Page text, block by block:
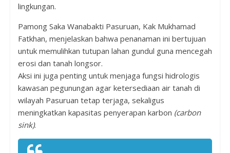
lingkungan.
Pamong Saka Wanabakti Pasuruan, Kak Mukhamad
Fatkhan, menjelaskan bahwa penanaman ini bertujuan
untuk memulihkan tutupan lahan gundul guna mencegah
erosi dan tanah longsor.
Aksi ini juga penting untuk menjaga fungsi hidrologis
kawasan pegunungan agar ketersediaan air tanah di
wilayah Pasuruan tetap terjaga, sekaligus
meningkatkan kapasitas penyerapan karbon (carbon
sink).